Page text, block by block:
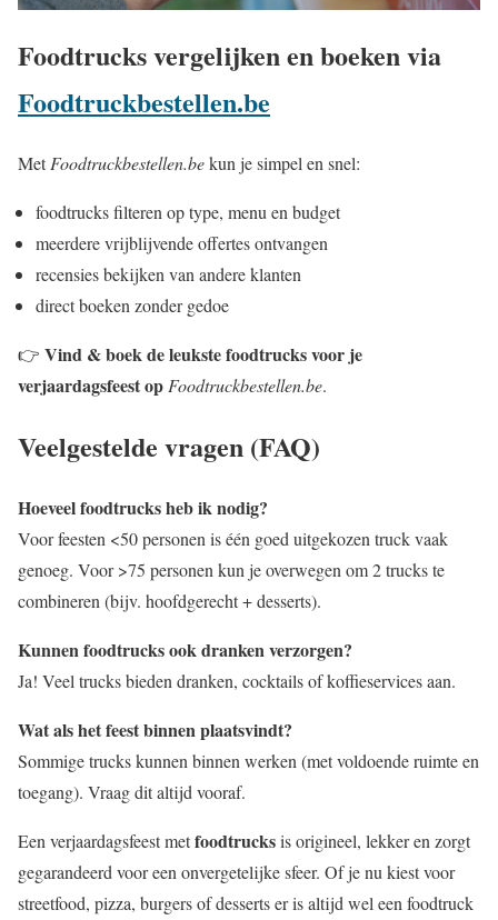
Foodtrucks vergelijken en boeken via
Foodtruckbestellen.be
MetFoodtruckbestellen.bekun je simpel en snel:
foodtrucks filteren op type, menu en budget
meerdere vrijblijvende offertes ontvangen
recensies bekijken van andere klanten
direct boeken zonder gedoe
👉 Vind & boek de leukste foodtrucks voor je
verjaardagsfeest op Foodtruckbestellen.be.
Veelgestelde vragen (FAQ)
Hoeveel foodtrucks heb ik nodig?
Voor feesten <50 personen is één goed uitgekozen truck vaak
genoeg. Voor >75 personen kun je overwegen om 2 trucks te
combineren (bijv. hoofdgerecht + desserts).
Kunnen foodtrucks ook dranken verzorgen?
Ja! Veel trucks bieden dranken, cocktails of koffieservices aan.
Wat als het feest binnen plaatsvindt?
Sommige trucks kunnen binnen werken (met voldoende ruimte en
toegang). Vraag dit altijd vooraf.
Een verjaardagsfeest metfoodtrucksis origineel, lekker en zorgt
gegarandeerd voor een onvergetelijke sfeer. Of je nu kiest voor
streetfood, pizza, burgers of desserts er is altijd wel een foodtruck